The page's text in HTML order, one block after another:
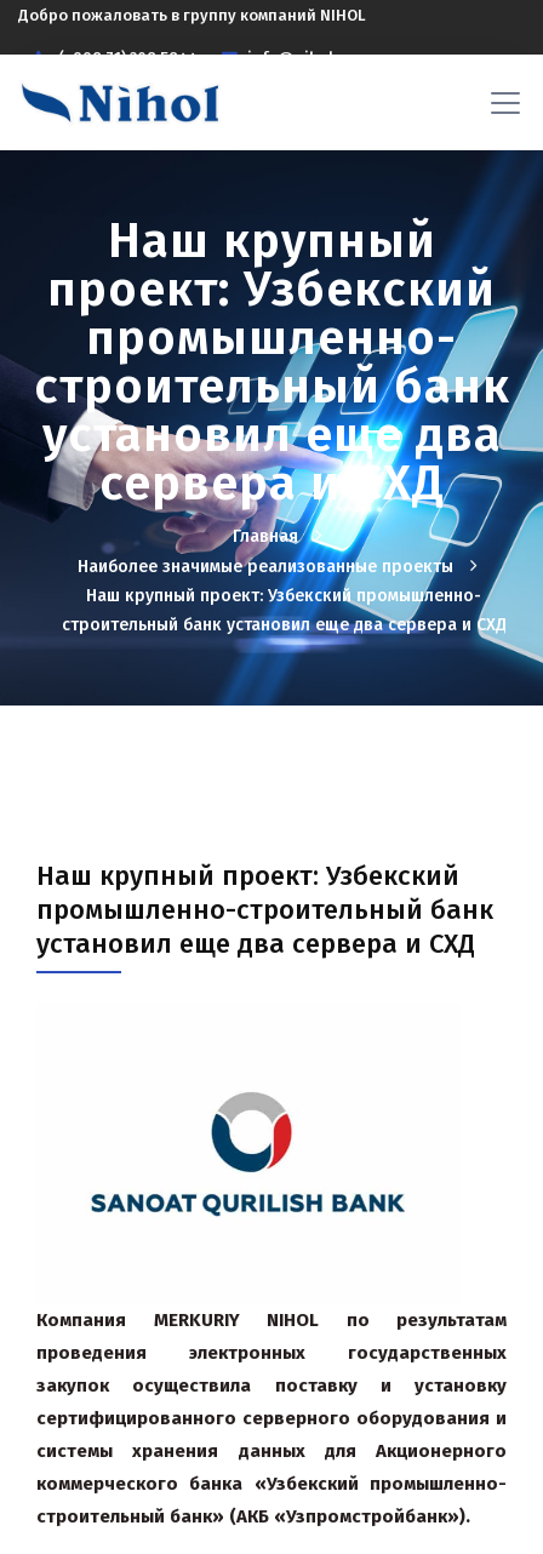
Добро пожаловать в группу компаний NIHOL
(+998 71) 208 5844 info@nihol.uz
Наш крупный
проект: Узбекский
промышленно-
строительный банк
установил еще два
сервера и СХД
Главная
Наиболее значимые реализованные проекты
Наш крупный проект: Узбекский промышленно-
строительный банк установил еще два сервера и СХД
Наш крупный проект: Узбекский
промышленно-строительный банк
установил еще два сервера и СХД
Компания MERKURIY NIHOL по результатам
проведения электронных государственных
закупок осуществила поставку и установку
сертифицированного серверного оборудования и
системы хранения данных для Акционерного
коммерческого банка «Узбекский промышленно-
строительный банк» (АКБ «Узпромстройбанк»).